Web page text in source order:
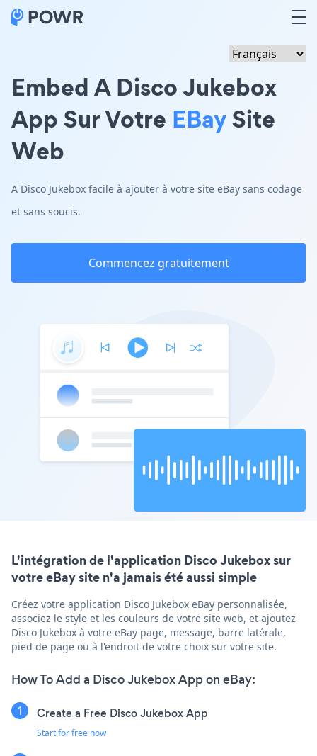
Embed A Disco Jukebox
App Sur Votre EBaySite
Web
A Disco Jukebox facile à ajouter à votre site eBay sans codage
et sans soucis.
Commencez gratuitement
L'intégration de l'application Disco Jukebox sur
votre eBay site n'a jamais été aussi simple
Créez votre application Disco Jukebox eBay personnalisée,
associez le style et les couleurs de votre site web, et ajoutez
Disco Jukebox à votre eBay page, message, barre latérale,
pied de page ou à l'endroit de votre choix sur votre site.
How To Add a Disco Jukebox App on eBay:
Create a Free Disco Jukebox App
Start for free now